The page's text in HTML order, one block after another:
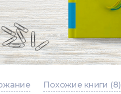
Похожие книги (8)